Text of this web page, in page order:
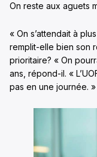
On reste aux aguets
« On s’attendait à
remplit-elle bien son
prioritaire? « On
ans, répond-il. «
pas en une journée. »